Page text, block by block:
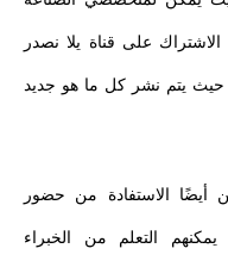
على قناة يلا نصدر
حيث يتم نشر كل ما هو جديد
أيضًا الاستفادة من حضور
التعلم من الخبراء